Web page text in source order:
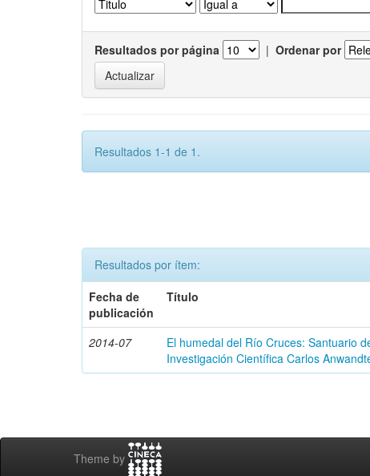
Resultados por página | Ordenar por
Resultados 1-1 de 1.
Resultados por ítem:
Fecha de
publicación
Título
2014-07
El humedal del Río Cruces: Santuario
Investigación Científica Carlos
Theme by